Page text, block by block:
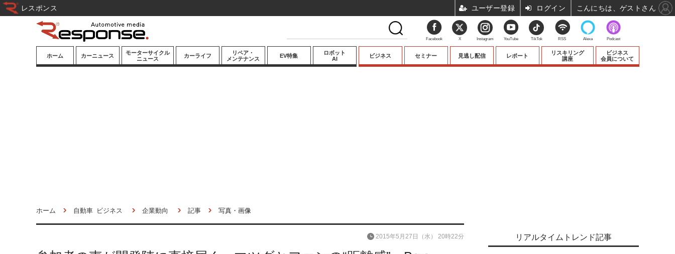
ホーム カーニュース
モーターサイクル
ニュース
カーライフ
リペア・
メンテナンス
EV特集
ロボット
AI
ビジネス セミナー 見逃し配信 レポート
リスキリング
講座
ビジネス
会員について
ホーム 自動車 ビジネス 企業動向 記事 写真・画像
2015年5月27日（水） 20時22分 リアルタイムトレンド記事
Facebook X Instagram YouTube TikTok RSS Alexa Podcast
レスポンス ユーザー登録 ログイン こんにちは、ゲストさん